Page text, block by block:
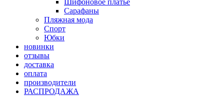
Шифоновое платье
Сарафаны
Пляжная мода
Спорт
Юбки
новинки
отзывы
доставка
оплата
производители
РАСПРОДАЖА